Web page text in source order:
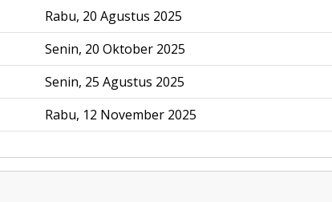
Rabu, 20 Agustus 2025
Senin, 20 Oktober 2025
Senin, 25 Agustus 2025
Rabu, 12 November 2025